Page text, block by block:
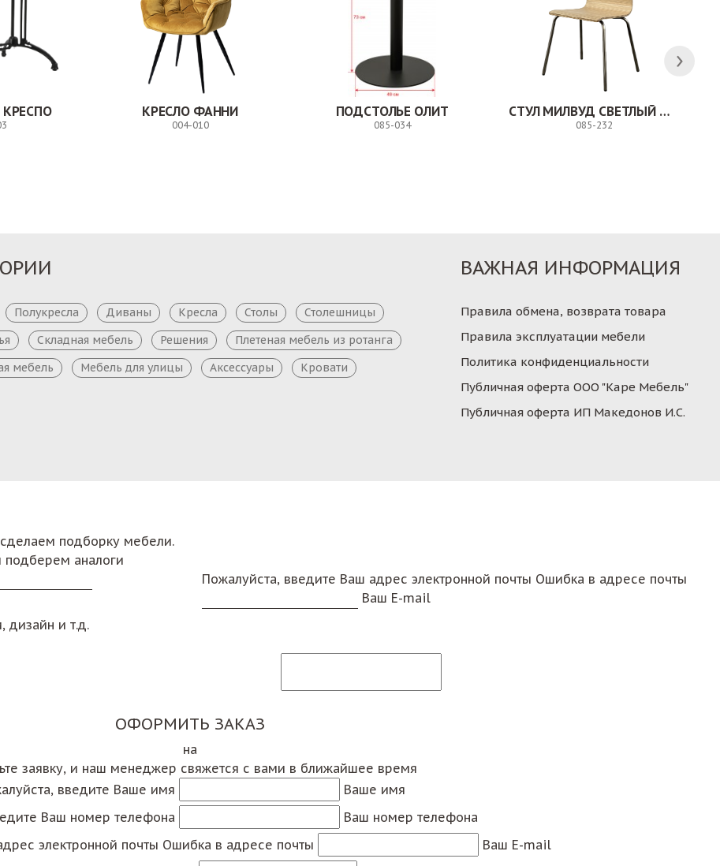
КРЕСЛО ФАННИ
004-010
ПОДСТОЛЬЕ ОЛИТ
085-034
СТУЛ МИЛВУД СВЕТЛЫЙ ШЕЛК
085-232
Полукресла Диваны Кресла Столы
Столешницы
Складная мебель Решения
Плетеная мебель из ротанга
мебель
Мебель для улицы Аксессуары Кровати
ВАЖНАЯ ИНФОРМАЦИЯ
Правила обмена, возврата товара
Правила эксплуатации мебели
Политика конфиденциальности
Публичная оферта ООО "Каре Мебель"
Публичная оферта ИП Македонов И.С.
подборку мебели.
подберем аналоги
Пожалуйста, введите Ваш адрес электронной почты Ошибка в адресе почты
Ваш E-mail
дизайн и т.д.
ОФОРМИТЬ ЗАКАЗ
на
заявку, и наш менеджер свяжется с вами в ближайшее время
введите Ваше имя
Ваше имя
Ваш номер телефона
Ваш номер телефона
электронной почты Ошибка в адресе почты Ваш E-mail